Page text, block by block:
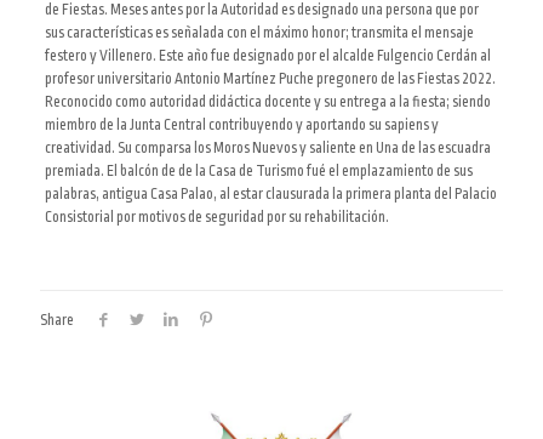
de Fiestas. Meses antes por la Autoridad es designado una persona que por
sus características es señalada con el máximo honor; transmita el mensaje
festero y Villenero. Este año fue designado por el alcalde Fulgencio Cerdán al
profesor universitario Antonio Martínez Puche pregonero de las Fiestas 2022.
Reconocido como autoridad didáctica docente y su entrega a la fiesta; siendo
miembro de la Junta Central contribuyendo y aportando su sapiens y
creatividad. Su comparsa los Moros Nuevos y saliente en Una de las escuadra
premiada. El balcón de de la Casa de Turismo fué el emplazamiento de sus
palabras, antigua Casa Palao, al estar clausurada la primera planta del Palacio
Consistorial por motivos de seguridad por su rehabilitación.
Share